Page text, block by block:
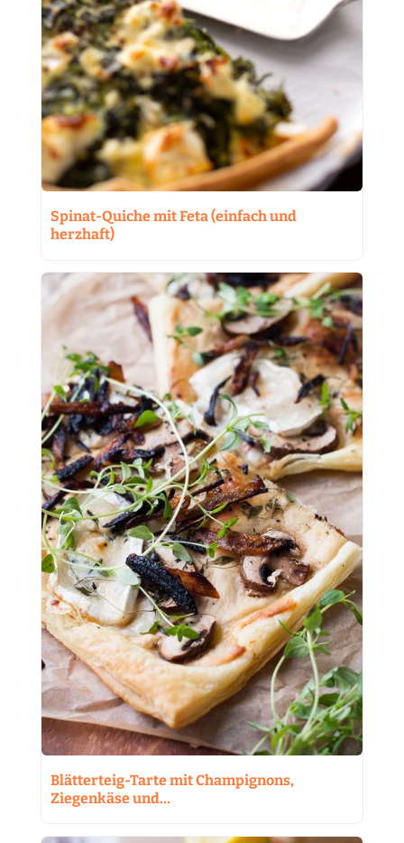
Spinat-Quiche mit Feta (einfach und
herzhaft)
Blätterteig-Tarte mit Champignons,
Ziegenkäse und…